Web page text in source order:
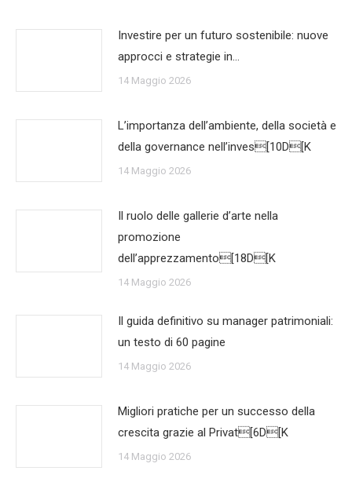
Investire per un futuro sostenibile: nuove
approcci e strategie in…
14 Maggio 2026
L’importanza dell’ambiente, della società e
della governance nell’inves[10D[K
14 Maggio 2026
Il ruolo delle gallerie d’arte nella
promozione
dell’apprezzamento[18D[K
14 Maggio 2026
Il guida definitivo su manager patrimoniali:
un testo di 60 pagine
14 Maggio 2026
Migliori pratiche per un successo della
crescita grazie al Privat[6D[K
14 Maggio 2026